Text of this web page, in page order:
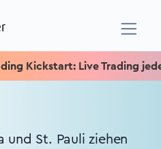
Kickstart: Live Trading jeden
und St. Pauli ziehen